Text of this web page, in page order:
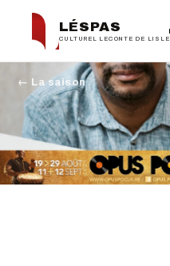
LÉSPAS
CULTUREL LECONTE DE LISLE
← La saison